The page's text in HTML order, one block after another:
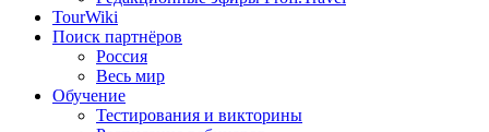
TourWiki
Поиск партнёров
Россия
Весь мир
Обучение
Тестирования и викторины